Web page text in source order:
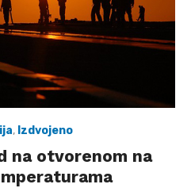
, Izdvojeno
na otvorenom na